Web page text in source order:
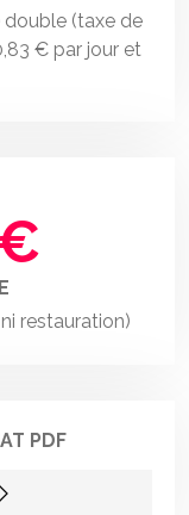
double (taxe de
€ par jour et
restauration)
PDF